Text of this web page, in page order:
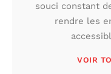
souci constant
rendre les
VOIR